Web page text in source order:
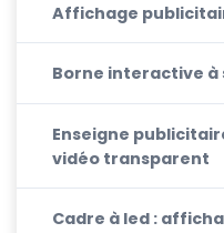
Affichage
Borne interactive à
Enseigne
vidéo transparent
Cadre à led :